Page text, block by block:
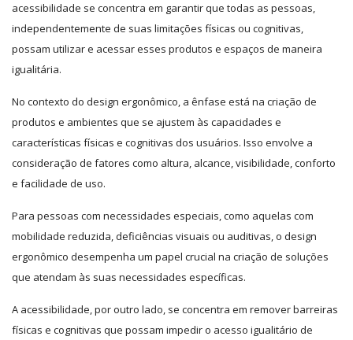
acessibilidade se concentra em garantir que todas as pessoas,
independentemente de suas limitações físicas ou cognitivas,
possam utilizar e acessar esses produtos e espaços de maneira
igualitária.
No contexto do design ergonômico, a ênfase está na criação de
produtos e ambientes que se ajustem às capacidades e
características físicas e cognitivas dos usuários. Isso envolve a
consideração de fatores como altura, alcance, visibilidade, conforto
e facilidade de uso.
Para pessoas com necessidades especiais, como aquelas com
mobilidade reduzida, deficiências visuais ou auditivas, o design
ergonômico desempenha um papel crucial na criação de soluções
que atendam às suas necessidades específicas.
A acessibilidade, por outro lado, se concentra em remover barreiras
físicas e cognitivas que possam impedir o acesso igualitário de